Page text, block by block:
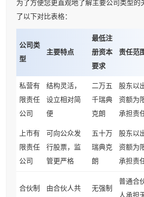
为了方便您更直观地了解主要公司类型的
了以下对比表格：
公司类
型
主要特点
最低注
册资本
要求
责任范
私营有
限责任
公司
结构灵活，
设立相对简
便
二万五
千瑞典
克朗
股东以
资额为
承担责
上市有
限责任
公司
可向公众发
行股票，监
管更严格
五十万
瑞典克
朗
股东以
资额为
承担责
合伙制
由合伙人共
无强制
普通合
人承担